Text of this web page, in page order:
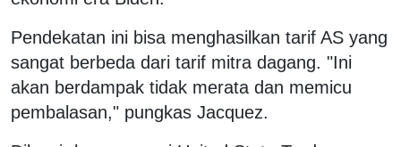
Pendekatan ini bisa menghasilkan tarif AS yang
sangat berbeda dari tarif mitra dagang. "Ini
akan berdampak tidak merata dan memicu
pembalasan," pungkas Jacquez.